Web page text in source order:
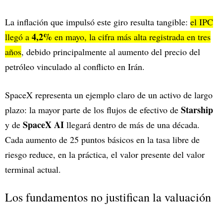
La inflación que impulsó este giro resulta tangible: el IPC
llegó a 4,2% en mayo, la cifra más alta registrada en tres
años, debido principalmente al aumento del precio del
petróleo vinculado al conflicto en Irán.
SpaceX representa un ejemplo claro de un activo de largo
plazo: la mayor parte de los flujos de efectivo de Starship
y de SpaceX AI llegará dentro de más de una década.
Cada aumento de 25 puntos básicos en la tasa libre de
riesgo reduce, en la práctica, el valor presente del valor
terminal actual.
Los fundamentos no justifican la valuación